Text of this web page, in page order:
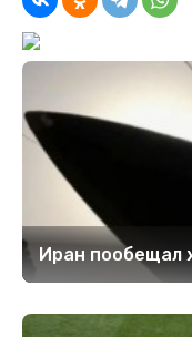
Иран пообещал